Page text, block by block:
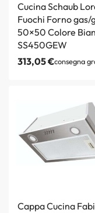
Cucina Schaub
Fuochi Forno gas/
50×50 Colore
SS450GEW
313,05€consegna
Cappa Cucina